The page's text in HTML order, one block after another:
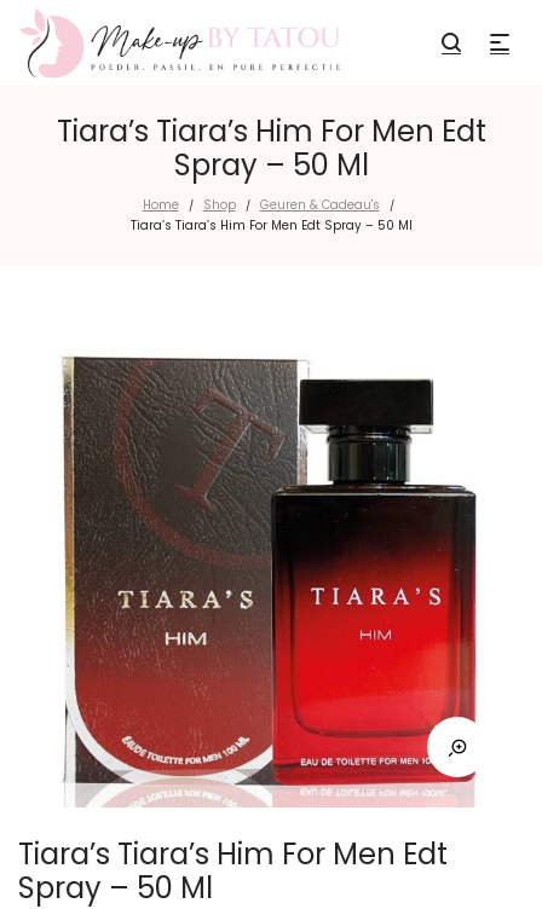
Tiara’s Tiara’s Him For Men Edt
Spray – 50 Ml
Home / Shop / Geuren & Cadeau's /
Tiara’s Tiara’s Him For Men Edt Spray – 50 Ml
Tiara’s Tiara’s Him For Men Edt
Spray – 50 Ml